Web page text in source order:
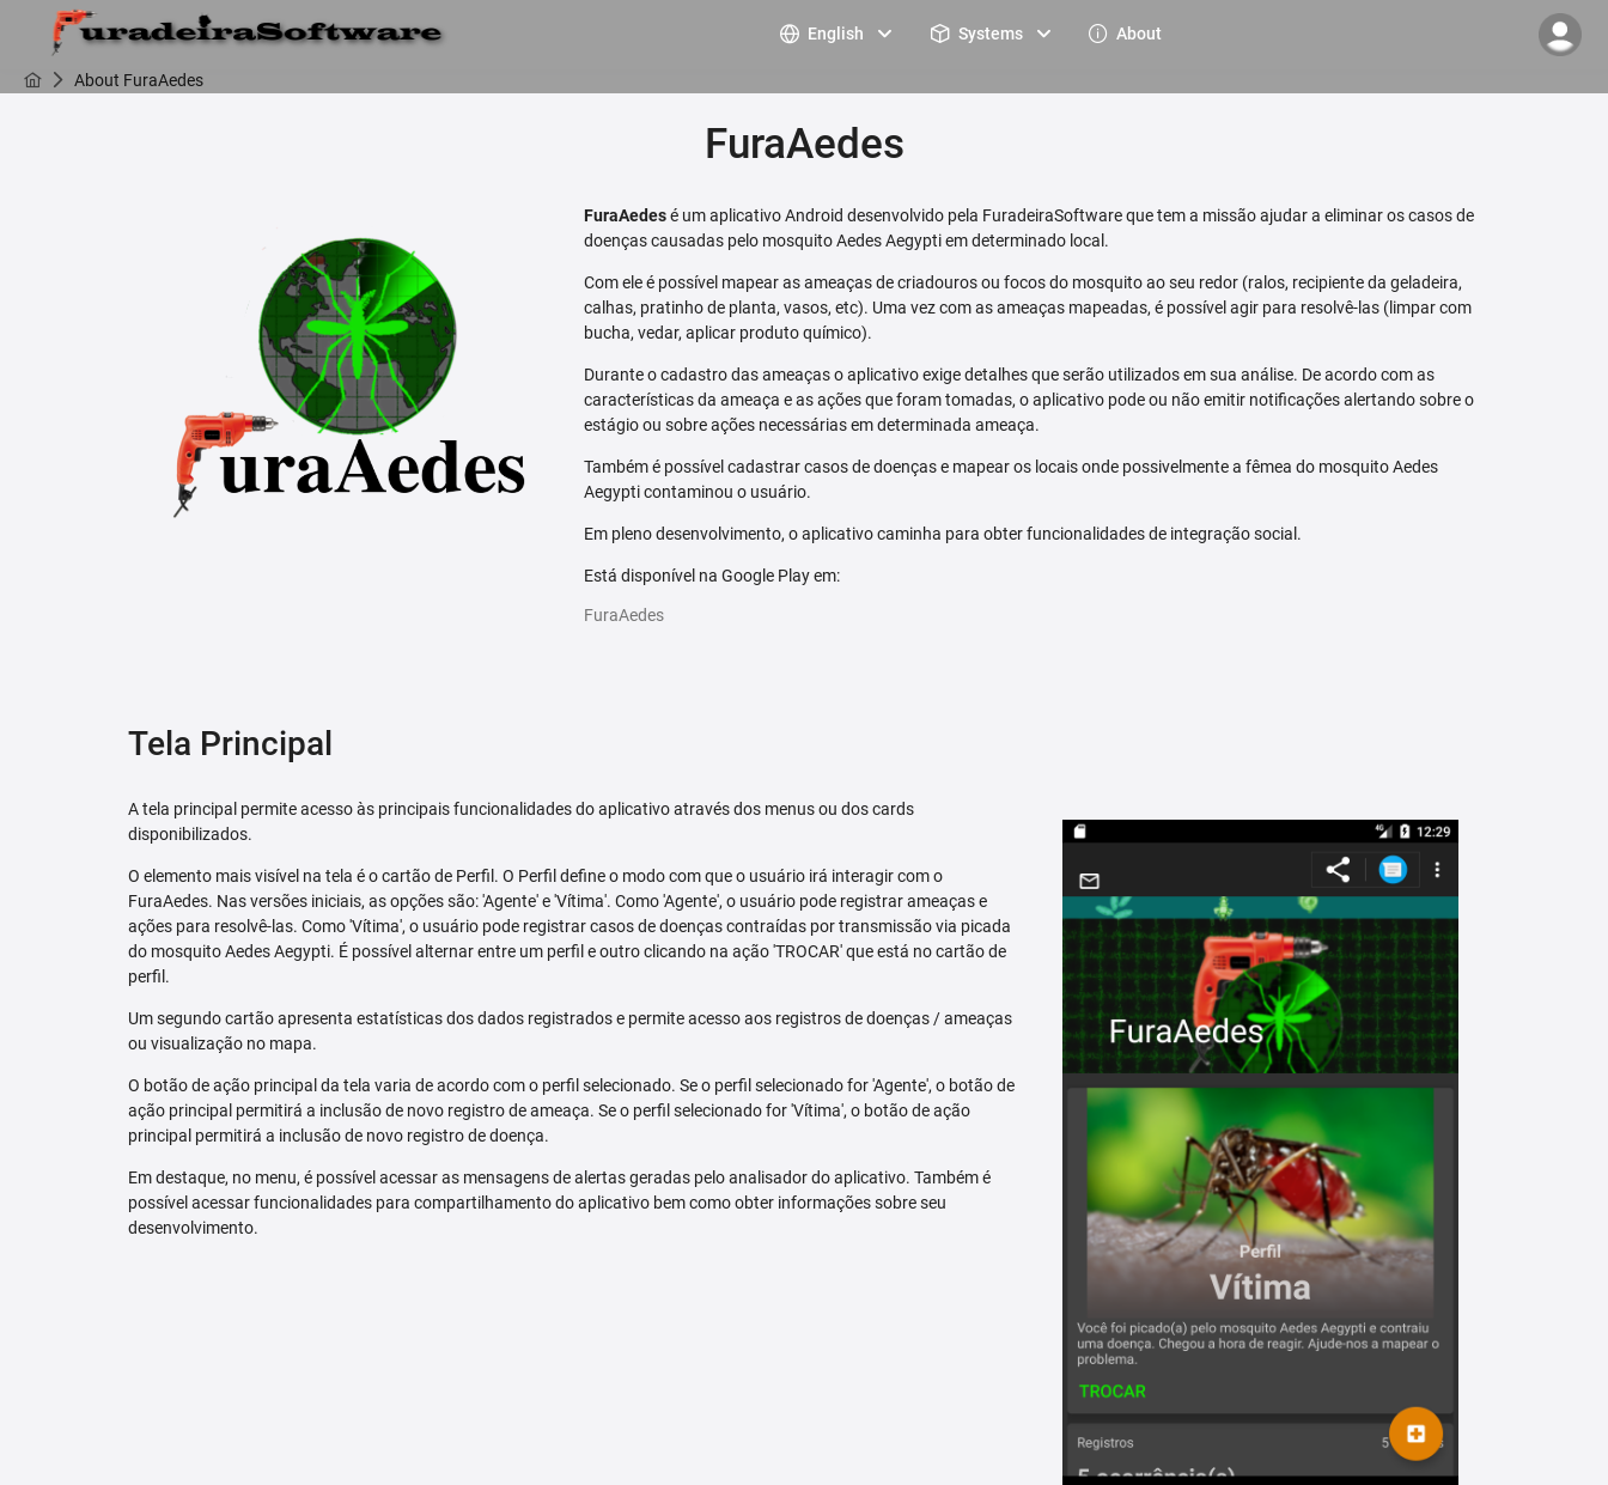
English Systems About
About FuraAedes
FuraAedes
FuraAedesé um aplicativo Android desenvolvido pela FuradeiraSoftware que tem a missão ajudar a eliminar os casos de
doenças causadas pelo mosquito Aedes Aegypti em determinado local.
Com ele é possível mapear as ameaças de criadouros ou focos do mosquito ao seu redor (ralos, recipiente da geladeira,
calhas, pratinho de planta, vasos, etc). Uma vez com as ameaças mapeadas, é possível agir para resolvê-las (limpar com
bucha, vedar, aplicar produto químico).
Durante o cadastro das ameaças o aplicativo exige detalhes que serão utilizados em sua análise. De acordo com as
características da ameaça e as ações que foram tomadas, o aplicativo pode ou não emitir notificações alertando sobre o
estágio ou sobre ações necessárias em determinada ameaça.
Também é possível cadastrar casos de doenças e mapear os locais onde possivelmente a fêmea do mosquito Aedes
Aegypti contaminou o usuário.
Em pleno desenvolvimento, o aplicativo caminha para obter funcionalidades de integração social.
Está disponível na Google Play em:
FuraAedes
Tela Principal
A tela principal permite acesso às principais funcionalidades do aplicativo através dos menus ou dos cards
disponibilizados.
O elemento mais visível na tela é o cartão de Perfil. O Perfil define o modo com que o usuário irá interagir com o
FuraAedes. Nas versões iniciais, as opções são: 'Agente' e 'Vítima'. Como 'Agente', o usuário pode registrar ameaças e
ações para resolvê-las. Como 'Vítima', o usuário pode registrar casos de doenças contraídas por transmissão via picada
do mosquito Aedes Aegypti. É possível alternar entre um perfil e outro clicando na ação 'TROCAR' que está no cartão de
perfil.
Um segundo cartão apresenta estatísticas dos dados registrados e permite acesso aos registros de doenças / ameaças
ou visualização no mapa.
O botão de ação principal da tela varia de acordo com o perfil selecionado. Se o perfil selecionado for 'Agente', o botão de
ação principal permitirá a inclusão de novo registro de ameaça. Se o perfil selecionado for 'Vítima', o botão de ação
principal permitirá a inclusão de novo registro de doença.
Em destaque, no menu, é possível acessar as mensagens de alertas geradas pelo analisador do aplicativo. Também é
possível acessar funcionalidades para compartilhamento do aplicativo bem como obter informações sobre seu
desenvolvimento.